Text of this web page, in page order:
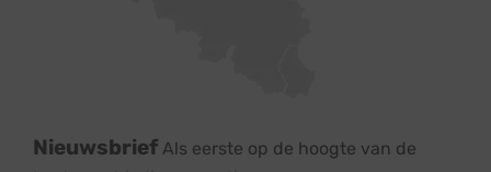
Nieuwsbrief Als eerste op de hoogte van de